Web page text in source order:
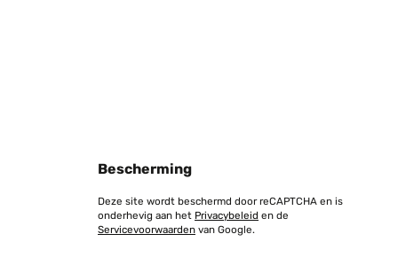
inklusive und sehr schön. Einzig störend ist das
sollte intern nach unten geführt sein, damit Sie
Bescherming
Deze site wordt beschermd door reCAPTCHA en is
onderhevig aan het Privacybeleid en de
Servicevoorwaarden van Google.